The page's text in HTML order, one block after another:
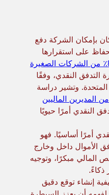
بإمكان الشركة دفع
على استقرارها
82٪ من الشركات الصغيرة
التدفق النقدي، وفقًا
المتحدة. وتشير دراسة
النقدي أمرًا حيويًا
أمرًا أساسيًا. فهو
الأموال داخل وخارج
المالي مبكرًا، وتوجيه
ذكاءً.
إنشاء توقع دقيق